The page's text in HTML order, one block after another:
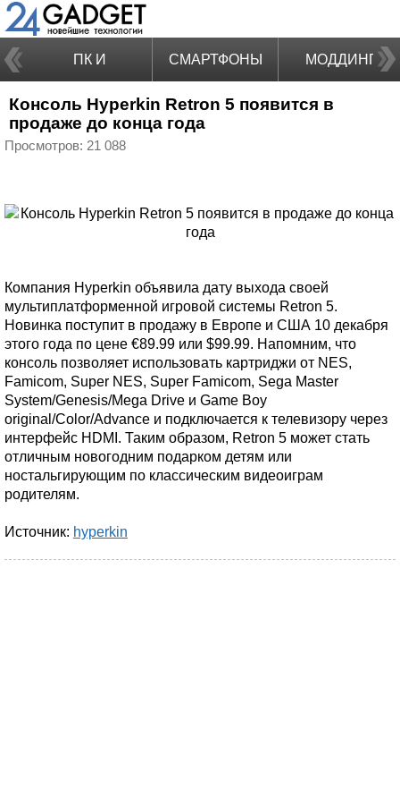
ПК И
НОУТБУКИ
СМАРТФОНЫ МОДДИНГ
Консоль Hyperkin Retron 5 появится в
продаже до конца года
Просмотров: 21 088
Компания Hyperkin объявила дату выхода своей
мультиплатформенной игровой системы Retron 5.
Новинка поступит в продажу в Европе и США 10 декабря
этого года по цене €89.99 или $99.99. Напомним, что
консоль позволяет использовать картриджи от NES,
Famicom, Super NES, Super Famicom, Sega Master
System/Genesis/Mega Drive и Game Boy
original/Color/Advance и подключается к телевизору через
интерфейс HDMI. Таким образом, Retron 5 может стать
отличным новогодним подарком детям или
ностальгирующим по классическим видеоиграм
родителям.
Источник: hyperkin